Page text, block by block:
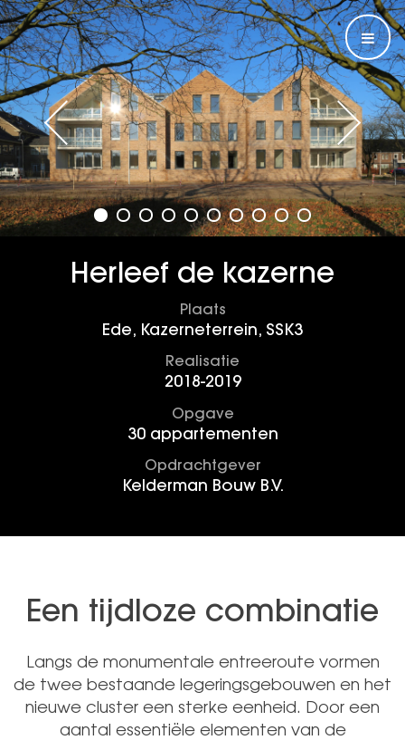
Herleef de kazerne
Plaats
Ede, Kazerneterrein, SSK3
Realisatie
2018-2019
Opgave
30 appartementen
Opdrachtgever
Kelderman Bouw B.V.
Een tijdloze combinatie
Langs de monumentale entreeroute vormen
de twee bestaande legeringsgebouwen en het
nieuwe cluster een sterke eenheid. Door een
aantal essentiële elementen van de